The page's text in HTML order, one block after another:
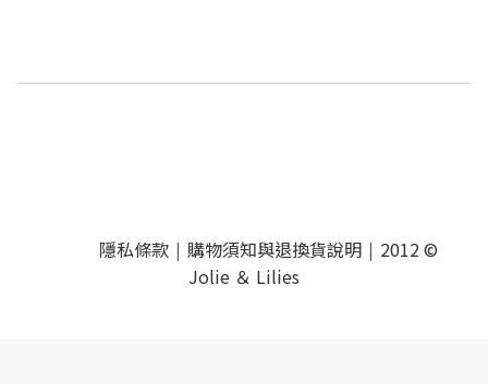
隱私條款 | 購物須知與退換貨說明| 2012 ©
Jolie ＆ Lilies